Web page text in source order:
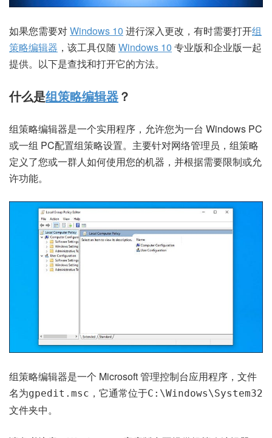
如果您需要对Windows 10 进行深入更改，有时需要打开组
策略编辑器 ，该工具仅随Windows 10 专业版和企业版一起
提供。以下是查找和打开它的方法。
什么是组策略编辑器？
组策略编辑器是一个实用程序，允许您为一台 Windows PC
或一组 PC配置组策略设置。主要针对网络管理员，组策略
定义了您或一群人如何使用您的机器，并根据需要限制或允
许功能。
组策略编辑器是一个 Microsoft 管理控制台应用程序，文件
名为gpedit.msc ，它通常位于C:\Windows\System32
文件夹中。